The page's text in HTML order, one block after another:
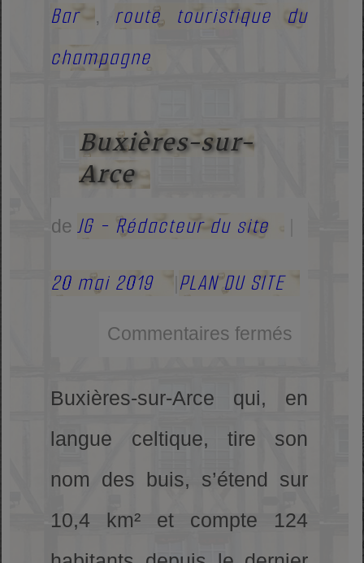
Bar
, route touristique du
champagne
Buxières-sur-
Arce
deJG - Rédacteur du site
20 mai 2019 PLAN DU SITE
Commentaires fermés
Buxières-sur-Arce qui, en
langue celtique, tire son
nom des buis, s’étend sur
10,4 km² et compte 124